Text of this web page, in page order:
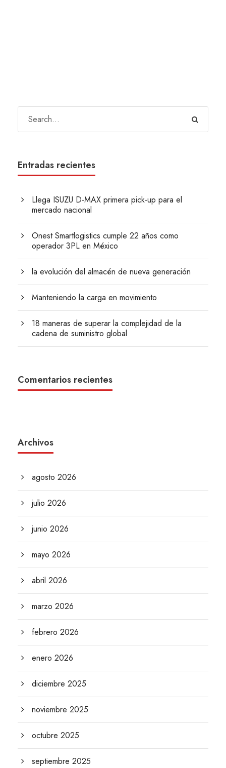
Entradas recientes
Llega ISUZU D-MAX primera pick-up para el
mercado nacional
Onest Smartlogistics cumple 22 años como
operador 3PL en México
la evolución del almacén de nueva generación
Manteniendo la carga en movimiento
18 maneras de superar la complejidad de la
cadena de suministro global
Comentarios recientes
Archivos
agosto 2026
julio 2026
junio 2026
mayo 2026
abril 2026
marzo 2026
febrero 2026
enero 2026
diciembre 2025
noviembre 2025
octubre 2025
septiembre 2025